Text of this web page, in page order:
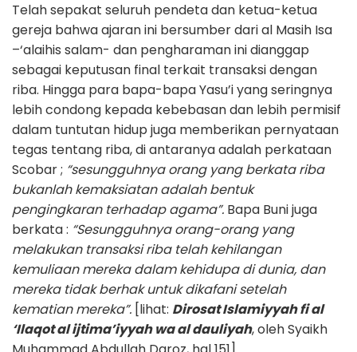
Telah sepakat seluruh pendeta dan ketua-ketua
gereja bahwa ajaran ini bersumber dari al Masih Isa
–‘alaihis salam- dan pengharaman ini dianggap
sebagai keputusan final terkait transaksi dengan
riba. Hingga para bapa-bapa Yasu’i yang seringnya
lebih condong kepada kebebasan dan lebih permisif
dalam tuntutan hidup juga memberikan pernyataan
tegas tentang riba, di antaranya adalah perkataan
Scobar ; “sesungguhnya orang yang berkata riba
bukanlah kemaksiatan adalah bentuk
pengingkaran terhadap agama”. Bapa Buni juga
berkata : “Sesungguhnya orang-orang yang
melakukan transaksi riba telah kehilangan
kemuliaan mereka dalam kehidupa di dunia, dan
mereka tidak berhak untuk dikafani setelah
kematian mereka”. [lihat: Dirosat Islamiyyah fi al
‘Ilaqot al ijtima’iyyah wa al dauliyah, oleh Syaikh